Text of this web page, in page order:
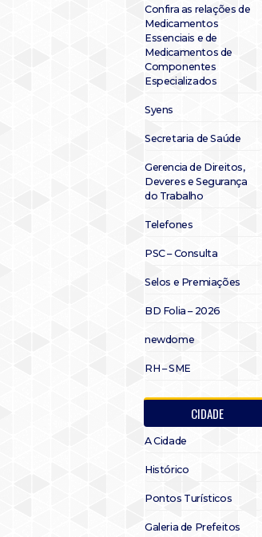
Confira as relações de
Medicamentos
Essenciais e de
Medicamentos de
Componentes
Especializados
Syens
Secretaria de Saúde
Gerencia de Direitos,
Deveres e Segurança
do Trabalho
Telefones
PSC – Consulta
Selos e Premiações
BD Folia – 2026
newdome
RH – SME
CIDADE
A Cidade
Histórico
Pontos Turísticos
Galeria de Prefeitos